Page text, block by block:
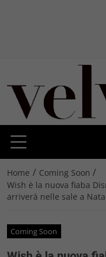
Home / Coming Soon /
Wish è la nuova fiaba
arriverà nelle sale a
Coming Soon